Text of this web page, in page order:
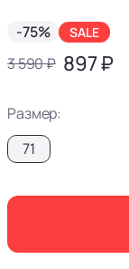
-75% SALE
3 590 ₽ 897 ₽
Размер:
71